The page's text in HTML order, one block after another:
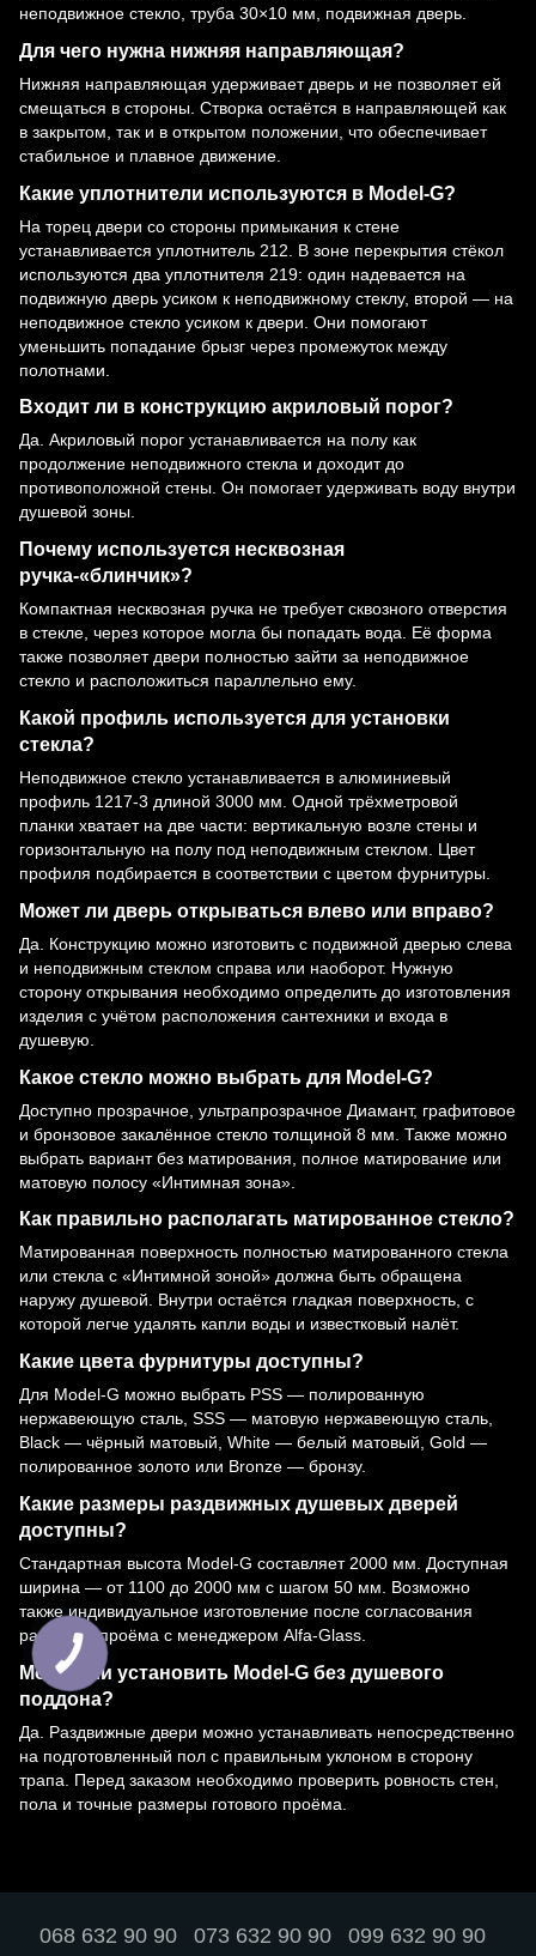
неподвижное стекло, труба 30×10 мм, подвижная дверь.
Для чего нужна нижняя направляющая?
Нижняя направляющая удерживает дверь и не позволяет ей
смещаться в стороны. Створка остаётся в направляющей как
в закрытом, так и в открытом положении, что обеспечивает
стабильное и плавное движение.
Какие уплотнители используются в Model-G?
На торец двери со стороны примыкания к стене
устанавливается уплотнитель 212. В зоне перекрытия стёкол
используются два уплотнителя 219: один надевается на
подвижную дверь усиком к неподвижному стеклу, второй — на
неподвижное стекло усиком к двери. Они помогают
уменьшить попадание брызг через промежуток между
полотнами.
Входит ли в конструкцию акриловый порог?
Да. Акриловый порог устанавливается на полу как
продолжение неподвижного стекла и доходит до
противоположной стены. Он помогает удерживать воду внутри
душевой зоны.
Почему используется несквозная
ручка-«блинчик»?
Компактная несквозная ручка не требует сквозного отверстия
в стекле, через которое могла бы попадать вода. Её форма
также позволяет двери полностью зайти за неподвижное
стекло и расположиться параллельно ему.
Какой профиль используется для установки
стекла?
Неподвижное стекло устанавливается в алюминиевый
профиль 1217-3 длиной 3000 мм. Одной трёхметровой
планки хватает на две части: вертикальную возле стены и
горизонтальную на полу под неподвижным стеклом. Цвет
профиля подбирается в соответствии с цветом фурнитуры.
Может ли дверь открываться влево или вправо?
Да. Конструкцию можно изготовить с подвижной дверью слева
и неподвижным стеклом справа или наоборот. Нужную
сторону открывания необходимо определить до изготовления
изделия с учётом расположения сантехники и входа в
душевую.
Какое стекло можно выбрать для Model-G?
Доступно прозрачное, ультрапрозрачное Диамант, графитовое
и бронзовое закалённое стекло толщиной 8 мм. Также можно
выбрать вариант без матирования, полное матирование или
матовую полосу «Интимная зона».
Как правильно располагать матированное стекло?
Матированная поверхность полностью матированного стекла
или стекла с «Интимной зоной» должна быть обращена
наружу душевой. Внутри остаётся гладкая поверхность, с
которой легче удалять капли воды и известковый налёт.
Какие цвета фурнитуры доступны?
Для Model-G можно выбрать PSS — полированную
нержавеющую сталь, SSS — матовую нержавеющую сталь,
Black — чёрный матовый, White — белый матовый, Gold —
полированное золото или Bronze — бронзу.
Какие размеры раздвижных душевых дверей
доступны?
Стандартная высота Model-G составляет 2000 мм. Доступная
ширина — от 1100 до 2000 мм с шагом 50 мм. Возможно
также индивидуальное изготовление после согласования
размеров проёма с менеджером Alfa-Glass.
Можно ли установить Model-G без душевого
поддона?
Да. Раздвижные двери можно устанавливать непосредственно
на подготовленный пол с правильным уклоном в сторону
трапа. Перед заказом необходимо проверить ровность стен,
пола и точные размеры готового проёма.
068 632 90 90 073 632 90 90 099 632 90 90